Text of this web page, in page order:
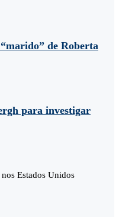
de Roberta
para investigar
Estados Unidos